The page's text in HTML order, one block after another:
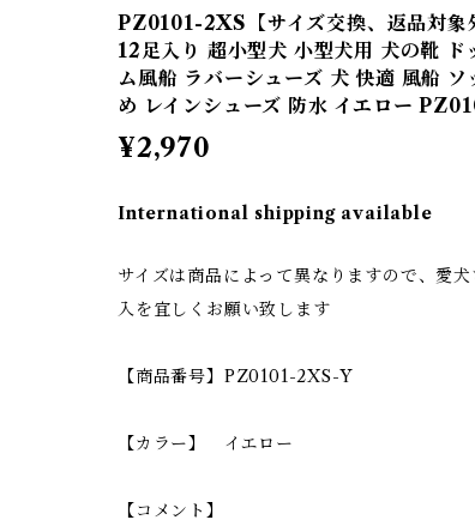
PZ0101-2XS【サイズ交換、返品対
12足入り 超小型犬 小型犬用 犬の靴
ム風船 ラバーシューズ 犬 快適 風船
め レインシューズ 防水 イエロー
¥2,970
International shipping available
サイズは商品によって異なりますので、愛
入を宜しくお願い致します
【商品番号】PZ0101-2XS-Y
【カラー】 イエロー
【コメント】